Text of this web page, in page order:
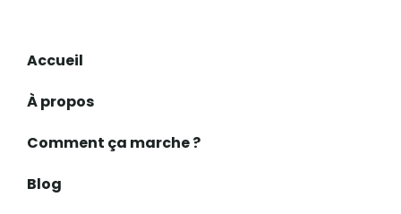
Accueil
À propos
Comment ça marche ?
Blog